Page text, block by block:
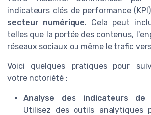
indicateurs clés de performance
secteur numérique. Cela peut
telles que la portée des contenus,
réseaux sociaux ou même le trafic
Voici quelques pratiques pour
votre notoriété :
Analyse des indicateurs de
Utilisez des outils analytiques